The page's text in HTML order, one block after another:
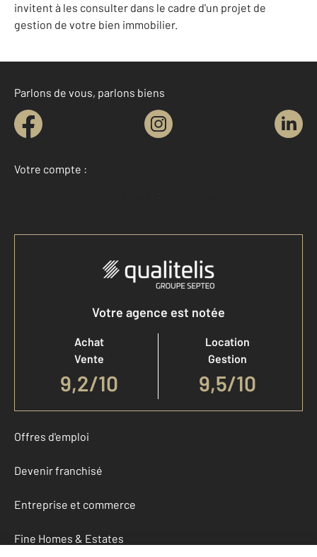
invitent à les consulter dans le cadre d'un projet de
gestion de votre bien immobilier.
Parlons de vous, parlons biens
Votre compte :
Accéder à mon compte
Votre agence est notée
Achat
Vente
9,2/10
Location
Gestion
9,5/10
Offres d'emploi
Devenir franchisé
Entreprise et commerce
Fine Homes & Estates